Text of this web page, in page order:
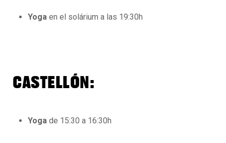
Yoga en el solárium a las 19:30h
CASTELLÓN:
Yoga de 15:30 a 16:30h